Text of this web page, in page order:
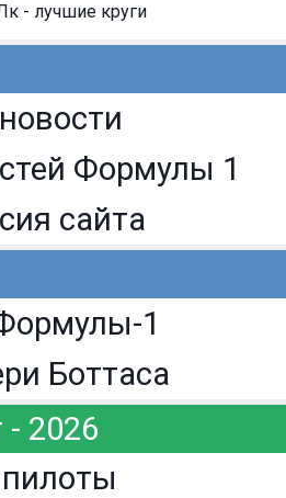
- лучшие круги
Формулы 1
сайта
1
Боттаса
2026